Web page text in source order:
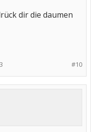
dir die daumen
#10